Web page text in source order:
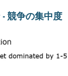
競争の集中度